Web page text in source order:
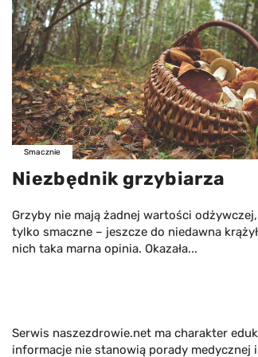
Smacznie
Niezbędnik grzybiarza
Grzyby nie mają żadnej wartości
tylko smaczne – jeszcze do niedawna
nich taka marna opinia. Okazała...
Serwis naszezdrowie.net ma charakter
informacje nie stanowią porady